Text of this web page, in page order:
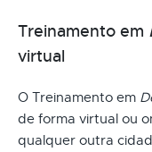
Treinamento em
virtual
O Treinamento em
de forma virtual ou
qualquer outra